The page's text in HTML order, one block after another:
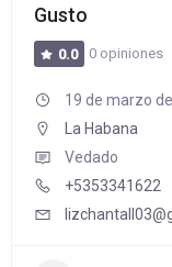
Gusto
0.0 0 opiniones
19 de marzo
La Habana
Vedado
+5353341622